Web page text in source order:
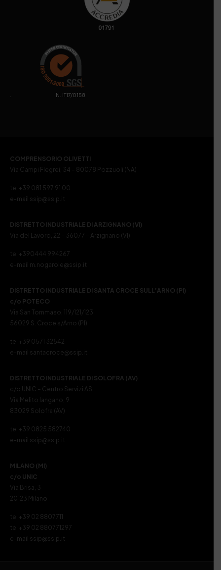
. N. IT17/0158
COMPRENSORIO OLIVETTI
Via Campi Flegrei, 34 – 80078 Pozzuoli (NA)
tel +39 081 597 91 00
e-mail ssip@ssip.it
DISTRETTO INDUSTRIALE DI ARZIGNANO (VI)
Via del Lavoro, 22 – 36077 – Arzignano (VI)
tel +390444 994267
e-mail m.nogarole@ssip.it
DISTRETTO INDUSTRIALE DI SANTA CROCE SULL’ARNO (PI)
c/o POTECO
Via San Tommaso, 119/121/123
56029 S. Croce s/Arno (PI)
tel +39 0571 32542
e-mail santacroce@ssip.it
DISTRETTO INDUSTRIALE DI SOLOFRA (AV)
c/o UNIC – Centro Servizi ASI
Via Melito Iangano, 9
83029 Solofra (AV)
tel +39 0825 582740
e-mail ssip@ssip.it
MILANO (MI)
c/o UNIC
Via Brisa, 3
20123 Milano
tel +39 02 8807711
tel +39 02 880771297
e-mail ssip@ssip.it